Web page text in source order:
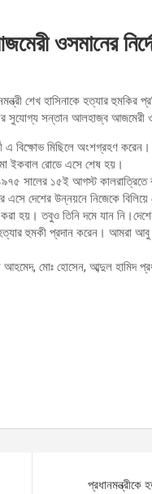
ওসমানের
শেখ হাসিনাকে হত্যার হুমকির
সন্তান আলহাজ্ব আজমেরী
এ বিক্ষোভ মিছিলে অংশগ্রহণ
ইকবাল রোডে এসে শেষ হয়।
সালের ১৫ই আগস্ট
এসে দেশের উন্নয়নে নিজেকে
হয়। তবুও তিনি দমে যান
হুমকী প্রদান করেন। আমরা
মোঃ হোসেন, আব্দুল হামিদ
প্রধানমন্ত্রীকে